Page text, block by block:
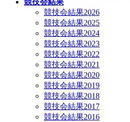
競技会結果
競技会結果2026
競技会結果2025
競技会結果2024
競技会結果2023
競技会結果2022
競技会結果2021
競技会結果2020
競技会結果2019
競技会結果2018
競技会結果2017
競技会結果2016